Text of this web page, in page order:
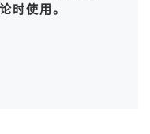
时使用。